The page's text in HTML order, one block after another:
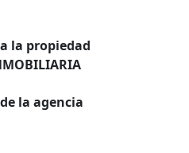
la propiedad
la agencia